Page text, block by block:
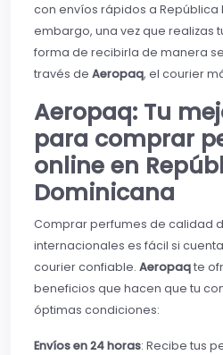
con envíos rápidos a República
embargo, una vez que realizas
forma de recibirla de manera
través de Aeropaq, el courier
Aeropaq: Tu
para comprar
online en
Dominicana
Comprar perfumes de calidad
internacionales es fácil si
courier confiable. Aeropaqte
beneficios que hacen que tu
óptimas condiciones:
Envíos en 24 horas: Recibe tus